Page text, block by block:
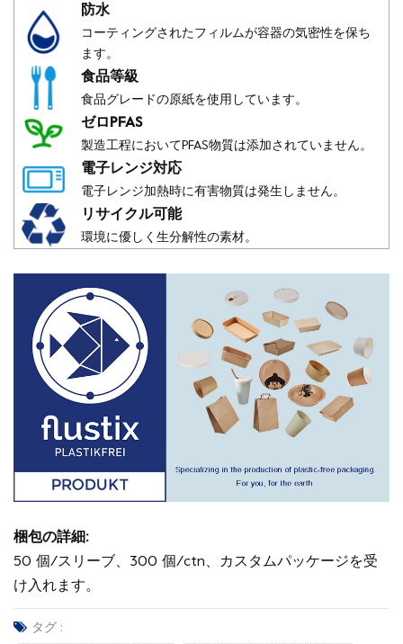
防水
コーティングされたフィルムが容器の気密性を保ち
ます。
食品等級
食品グレードの原紙を使用しています。
ゼロPFAS
製造工程においてPFAS物質は添加されていません。
電子レンジ対応
電子レンジ加熱時に有害物質は発生しません。
リサイクル可能
環境に優しく生分解性の素材。
梱包の詳細:
50 個/スリーブ、300 個/ctn、カスタムパッケージを受
け入れます。
タグ :